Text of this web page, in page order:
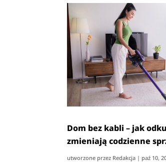
Dom bez kabli – jak
zmieniają codzienne
utworzone przez Redakcja | paź 10,